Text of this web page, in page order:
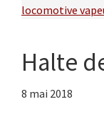
locomotive
Halte
8 mai 2018